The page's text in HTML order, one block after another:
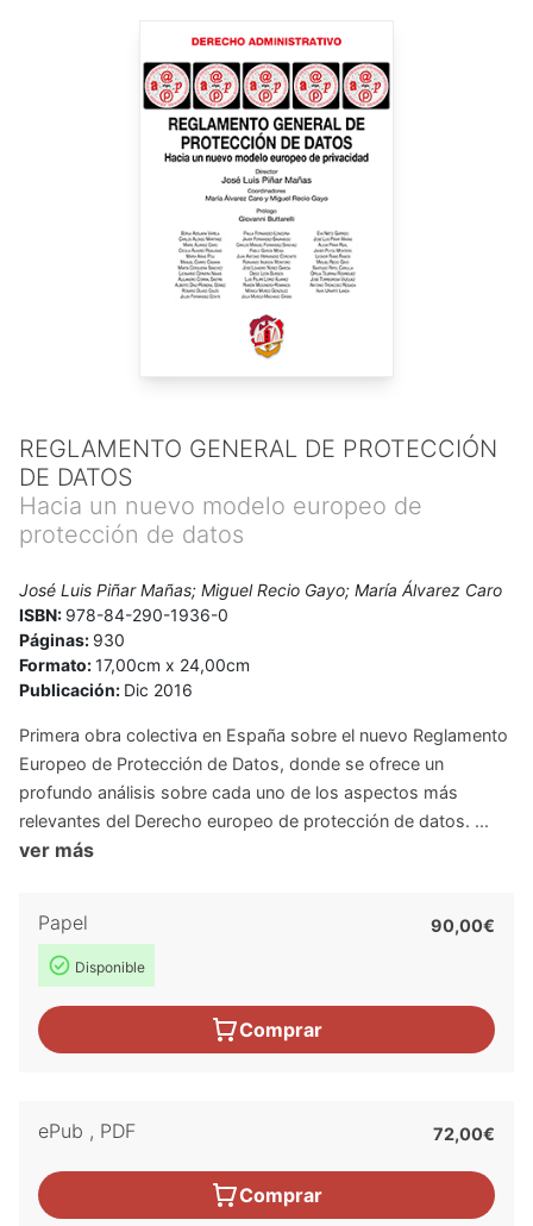
Máster en Derecho de las TIC y PI por la Universidad de
Lovaina, y Máster Ejecutivo en Relaciones Internacionales y
Administración por la Universidad de Ámsterdam. Miembro
del Colegio de Abogados de Las Palmas de Gran Canaria.
REGLAMENTO GENERAL DE PROTECCIÓN
DE DATOS
Hacia un nuevo modelo europeo de
protección de datos
José Luis Piñar Mañas; Miguel Recio Gayo; María Álvarez Caro
ISBN: 978-84-290-1936-0
Páginas: 930
Formato:17,00cm x 24,00cm
Publicación: Dic 2016
Primera obra colectiva en España sobre el nuevo Reglamento
Europeo de Protección de Datos, donde se ofrece un
profundo análisis sobre cada uno de los aspectos más
relevantes del Derecho europeo de protección de datos. ...
ver más
Papel
Disponible
90,00€
Comprar
ePub , PDF 72,00€
Comprar